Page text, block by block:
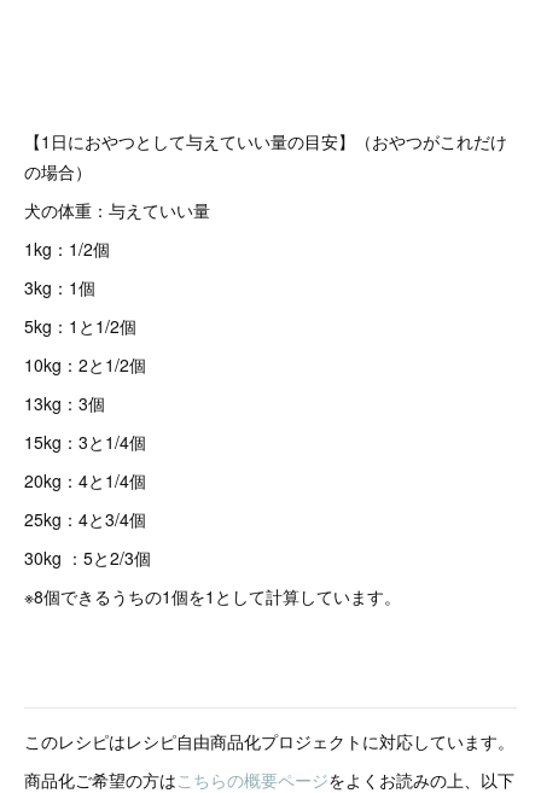
【1日におやつとして与えていい量の目安】（おやつがこれだけ
の場合）
犬の体重：与えていい量
1kg：1/2個
3kg：1個
5kg：1と1/2個
10kg：2と1/2個
13kg：3個
15kg：3と1/4個
20kg：4と1/4個
25kg：4と3/4個
30kg ：5と2/3個
※8個できるうちの1個を1として計算しています。
このレシピはレシピ自由商品化プロジェクトに対応しています。
商品化ご希望の方はこちらの概要ページをよくお読みの上、以下